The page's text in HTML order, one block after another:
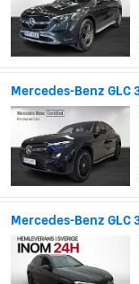
Mercedes-Benz GLC